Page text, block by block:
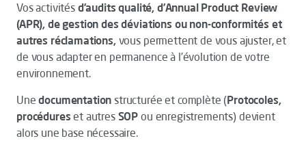
Vos activités d’audits qualité, d’Annual Product Review
(APR), de gestion des déviations ou non-conformités et
autres réclamations, vous permettent de vous ajuster, et
de vous adapter en permanence à l’évolution de votre
environnement.
Unedocumentation structurée et complète (Protocoles,
procédures et autres SOP ou enregistrements) devient
alors une base nécessaire.